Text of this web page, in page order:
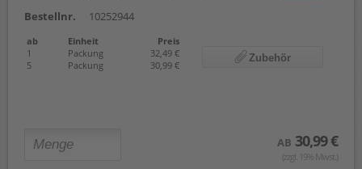
Bestellnr.
10252944
ab Einheit
Preis
1
Packung
32,49 €
5
Packung 30,99 €
Zubehör
AB 30,99 €
(zzgl. 19% Mwst.)